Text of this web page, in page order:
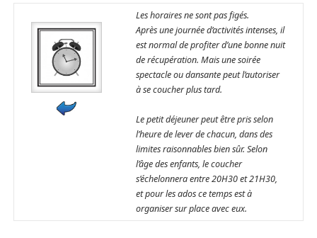
Les horaires ne sont pas figés.
Après une journée d’activités intenses, il
est normal de profiter d’une bonne nuit
de récupération. Mais une soirée
spectacle ou dansante peut l’autoriser
à se coucher plus tard.
Le petit déjeuner peut être pris selon
l’heure de lever de chacun, dans des
limites raisonnables bien sûr. Selon
l’âge des enfants, le coucher
s’échelonnera entre 20H30 et 21H30,
et pour les ados ce temps est à
organiser sur place avec eux.